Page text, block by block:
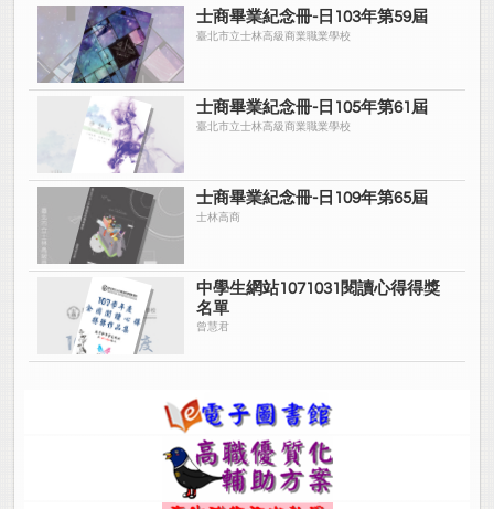
士商畢業紀念冊-日103年第59屆
臺北市立士林高級商業職業學校
士商畢業紀念冊-日105年第61屆
臺北市立士林高級商業職業學校
士商畢業紀念冊-日109年第65屆
士林高商
中學生網站1071031閱讀心得得獎
名單
曾慧君